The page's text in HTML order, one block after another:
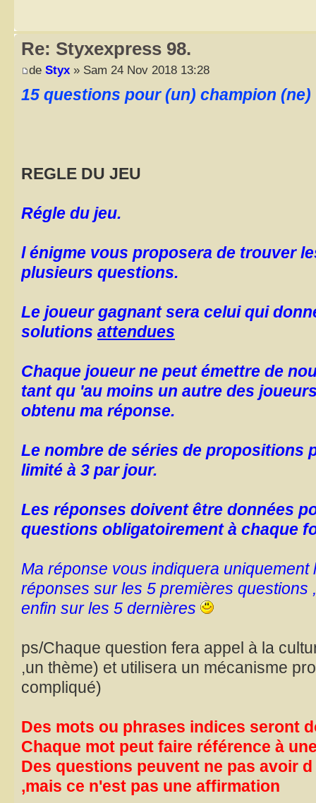
Re: Styxexpress 98.
de Styx » Sam 24 Nov 2018 13:28
15 questions pour (un) champion (ne)
REGLE DU JEU
Régle du jeu.
l énigme vous proposera de trouver
plusieurs questions.
Le joueur gagnant sera celui qui
solutions attendues
Chaque joueur ne peut émettre de
tant qu 'au moins un autre des
obtenu ma réponse.
Le nombre de séries de propositions
limité à 3 par jour.
Les réponses doivent être données
questions obligatoirement à chaque
Ma réponse vous indiquera uniquement
réponses sur les 5 premières questions
enfin sur les 5 dernières
ps/Chaque question fera appel à la
,un thème) et utilisera un mécanisme
compliqué)
Des mots ou phrases indices seront
Chaque mot peut faire référence à
Des questions peuvent ne pas avoir
,mais ce n'est pas une affirmation